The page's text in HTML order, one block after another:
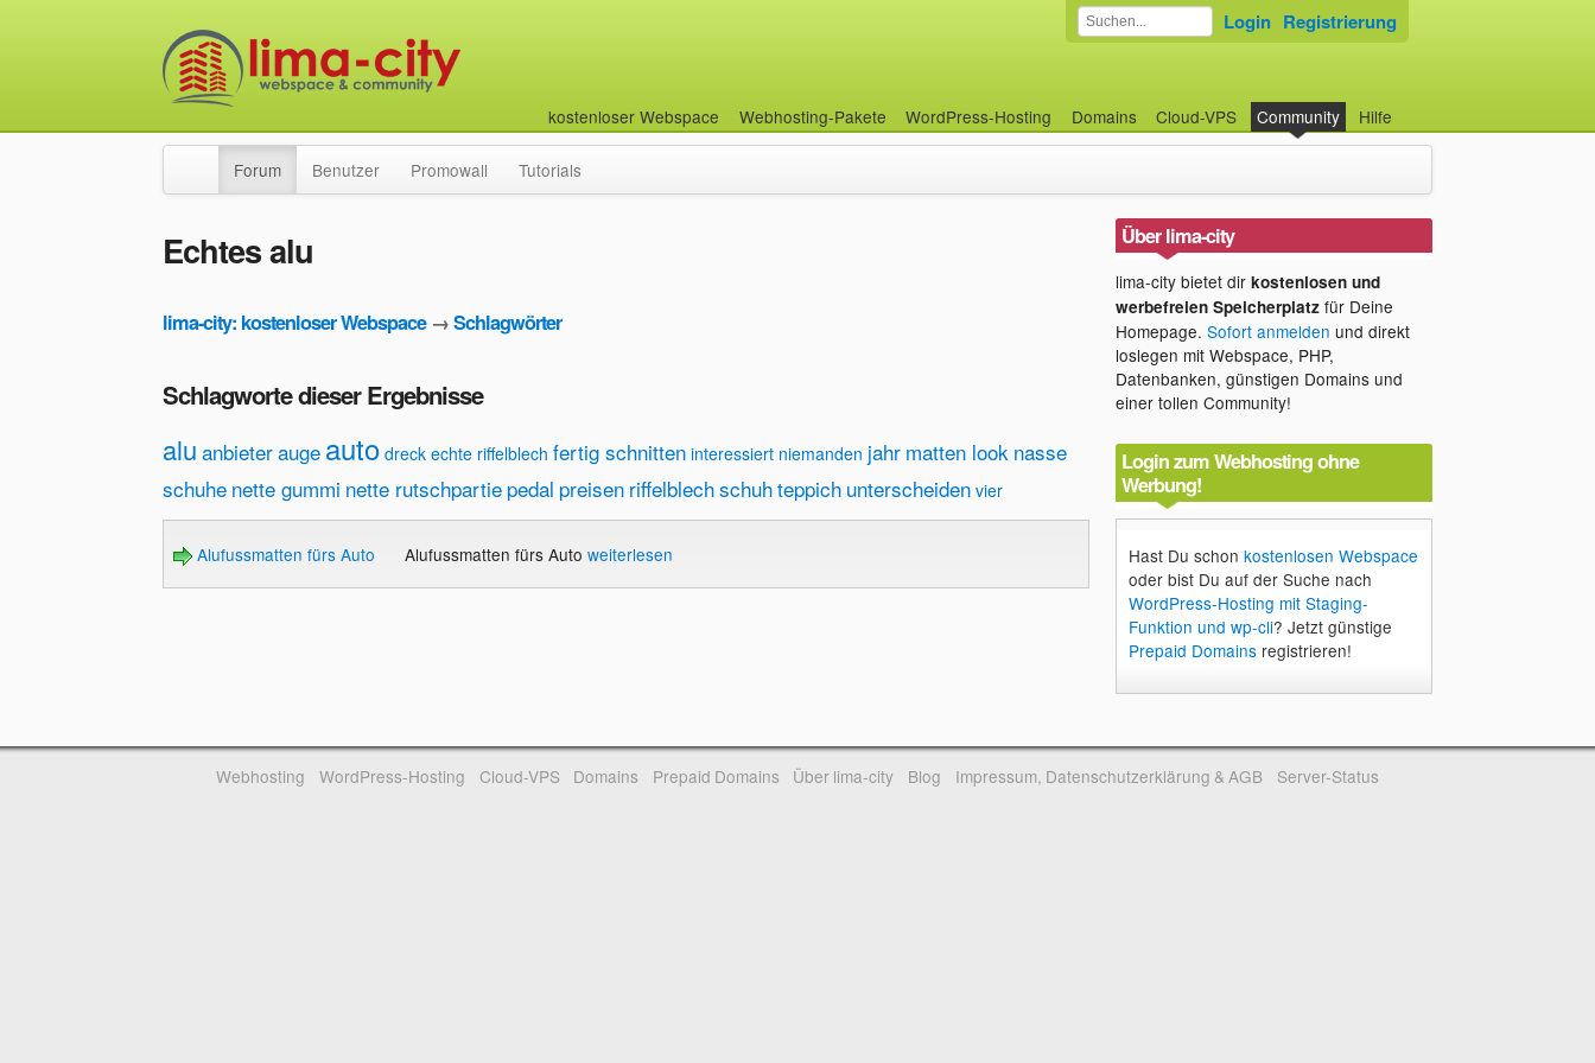
kostenloser Webspace Webhosting-Pakete WordPress-Hosting Domains Cloud-VPS Community Hilfe
Login Registrierung
Forum Benutzer Promowall Tutorials
Echtes alu
lima-city: kostenloser Webspace→Schlagwörter
Schlagworte dieser Ergebnisse
alu anbieterauge auto dreck echte riffelblech fertig schnitten interessiert niemanden jahr matten look nasse
schuhe nette gummi nette rutschpartie pedal preisen riffelblechschuhteppich unterscheiden vier
Alufussmatten fürs Auto Alufussmatten fürs Auto weiterlesen
Über lima-city
lima-city bietet dir kostenlosen und
werbefreien Speicherplatzfür Deine
Homepage. Sofort anmelden und direkt
loslegen mit Webspace, PHP,
Datenbanken, günstigen Domains und
einer tollen Community!
Login zum Webhosting ohne
Werbung!
Hast Du schon kostenlosen Webspace
oder bist Du auf der Suche nach
WordPress-Hosting mit Staging-
Funktion und wp-cli? Jetzt günstige
Prepaid Domainsregistrieren!
Webhosting WordPress-Hosting Cloud-VPS Domains Prepaid Domains Über lima-city Blog Impressum, Datenschutzerklärung & AGB Server-Status